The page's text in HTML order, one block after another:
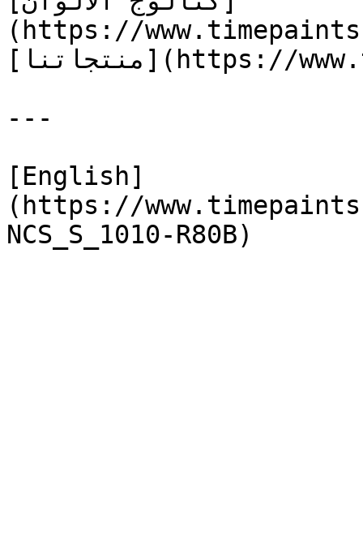
(https://
[منتجاتنا](https://www.timepaints.com/ar/products)
---
[English]
(https://
NCS_S_1010-R80B)